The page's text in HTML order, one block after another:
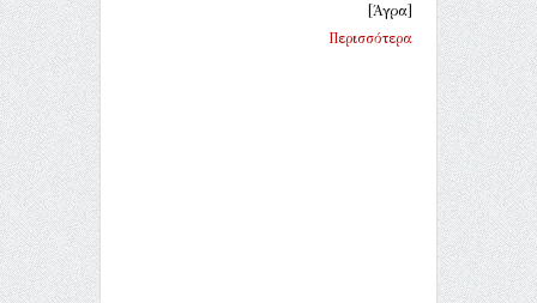
[Άγρα]
Περισσότερα